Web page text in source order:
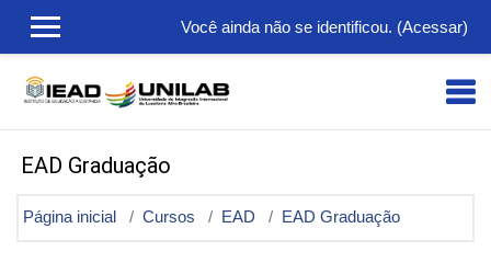
Você ainda não se identificou. (Acessar)
EAD Graduação
Página inicial Cursos EAD EAD Graduação